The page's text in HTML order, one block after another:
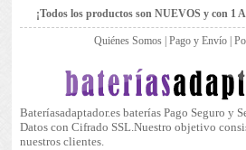
¡Todos los productos son NUEVOS y con 1
Quiénes Somos| Pago y Envío|
Bateríasadaptador.es baterías Pago Seguro y
Datos con Cifrado SSL.Nuestro objetivo
nuestros clientes.